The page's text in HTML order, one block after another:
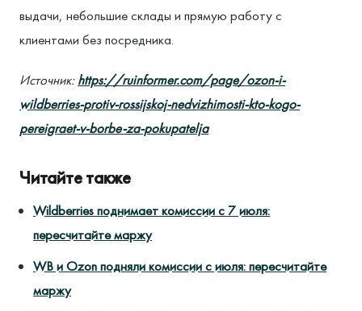
выдачи, небольшие склады и прямую работу с
клиентами без посредника.
Источник:https://ruinformer.com/page/ozon-i-
wildberries-protiv-rossijskoj-nedvizhimosti-kto-kogo-
pereigraet-v-borbe-za-pokupatelja
Читайте также
Wildberries поднимает комиссии с 7 июля:
пересчитайте маржу
WB и Ozon подняли комиссии с июля: пересчитайте
маржу